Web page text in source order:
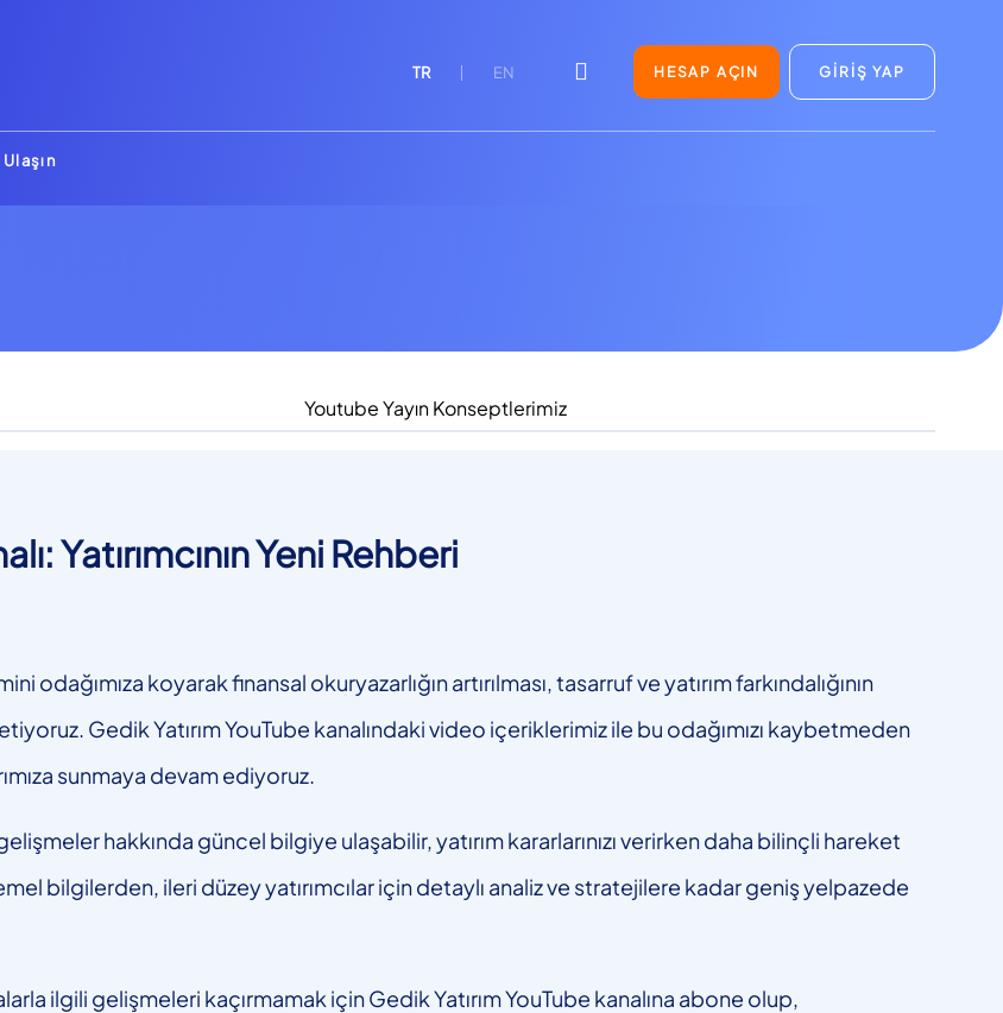
TR EN HESAP AÇIN GİRİŞ YAP
Youtube Yayın Konseptlerimiz
Yatırımcının Yeni Rehberi
koyarak finansal okuryazarlığın artırılması, tasarruf ve yatırım farkındalığının
Gedik Yatırım YouTube kanalındaki video içeriklerimiz ile bu odağımızı kaybetmeden
sunmaya devam ediyoruz.
hakkında güncel bilgiye ulaşabilir, yatırım kararlarınızı verirken daha bilinçli hareket
bilgilerden, ileri düzey yatırımcılar için detaylı analiz ve stratejilere kadar geniş yelpazede
ilgili gelişmeleri kaçırmamak için Gedik Yatırım YouTube kanalına abone olup,